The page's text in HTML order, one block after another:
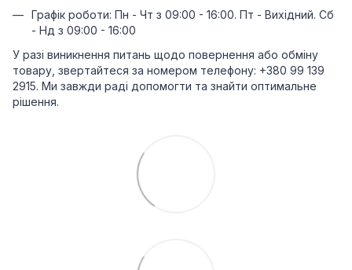
Графік роботи: Пн - Чт з 09:00 - 16:00. Пт - Вихідний. Сб
- Нд з 09:00 - 16:00
У разі виникнення питань щодо повернення або обміну
товару, звертайтеся за номером телефону: +380 99 139
2915. Ми завжди раді допомогти та знайти оптимальне
рішення.